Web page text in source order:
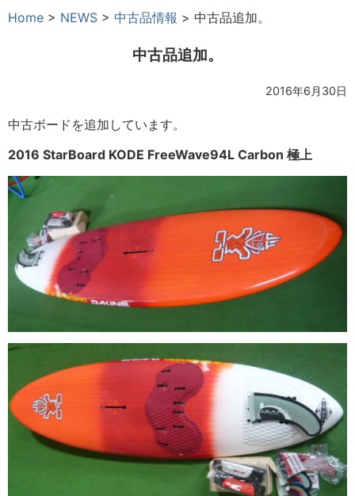
Home > NEWS > 中古品情報 > 中古品追加。
中古品追加。
2016年6月30日
中古ボードを追加しています。
2016 StarBoard KODE FreeWave94L Carbon 極上